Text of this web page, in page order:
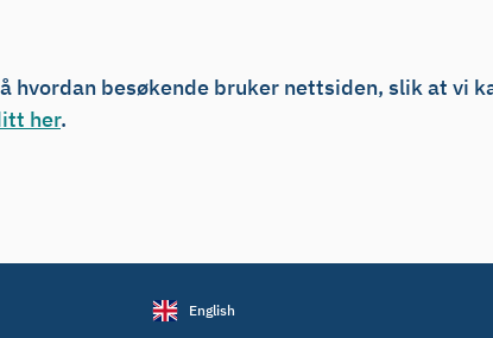
besøkende bruker nettsiden, slik at vi
her.
English